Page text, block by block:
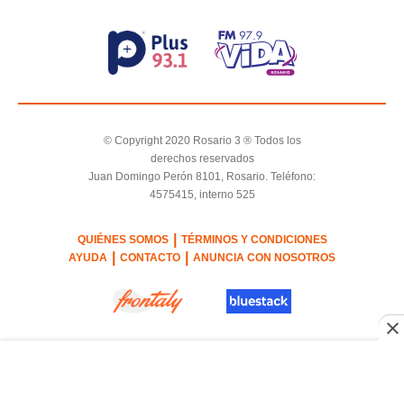
© Copyright 2020 Rosario 3 ® Todos los
derechos reservados
Juan Domingo Perón 8101, Rosario. Teléfono:
4575415, interno 525
QUIÉNES SOMOS
TÉRMINOS Y CONDICIONES
AYUDA
CONTACTO ANUNCIA CON NOSOTROS